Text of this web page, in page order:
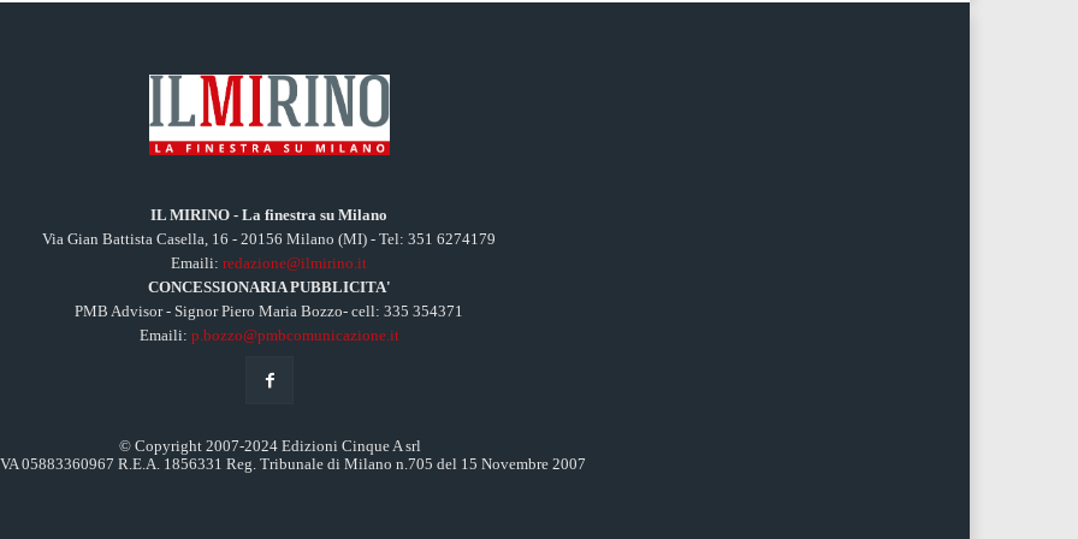
IL MIRINO - La finestra su Milano
Via Gian Battista Casella, 16 - 20156 Milano (MI) - Tel: 351 6274179
Emaili:redazione@ilmirino.it
CONCESSIONARIA PUBBLICITA'
PMB Advisor - Signor Piero Maria Bozzo- cell: 335 354371
Emaili: p.bozzo@pmbcomunicazione.it
© Copyright 2007-2024 Edizioni Cinque A srl
05883360967 R.E.A. 1856331 Reg. Tribunale di Milano n.705 del 15 Novembre 2007